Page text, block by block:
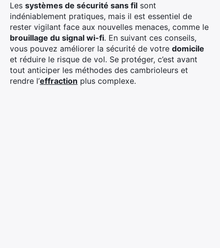
Les systèmes de sécurité sans fil sont
indéniablement pratiques, mais il est essentiel de
rester vigilant face aux nouvelles menaces, comme le
brouillage du signal wi-fi. En suivant ces conseils,
vous pouvez améliorer la sécurité de votre domicile
et réduire le risque de vol. Se protéger, c’est avant
tout anticiper les méthodes des cambrioleurs et
rendre l’effraction plus complexe.